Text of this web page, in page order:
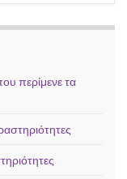
περίμενε τα